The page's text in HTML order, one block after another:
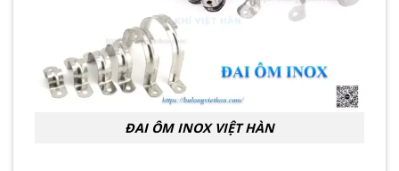
ĐAI ÔM INOX VIỆT HÀN